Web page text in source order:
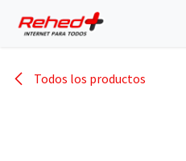
Todos los productos